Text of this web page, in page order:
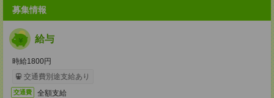
募集情報
給与
時給1800円
交通費別途支給あり
交通費 全額支給